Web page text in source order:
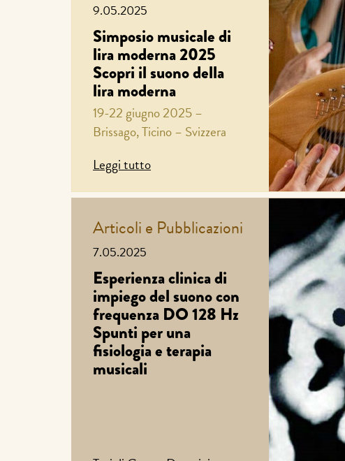
9.05.2025
Simposio musicale di
lira moderna 2025
Scopri il suono della
lira moderna
19-22 giugno 2025 –
Brissago, Ticino – Svizzera
Leggi tutto
Articoli e Pubblicazioni
7.05.2025
Esperienza clinica di
impiego del suono con
frequenza DO 128 Hz
Spunti per una
fisiologia e terapia
musicali